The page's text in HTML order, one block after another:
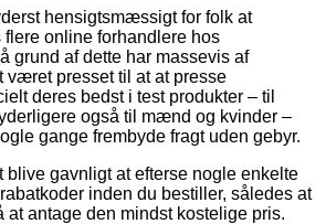
hensigtsmæssigt for folk at
online forhandlere hos
grund af dette har massevis af
været presset til at at presse
deres bedst i test produkter – til
også til mænd og kvinder –
gange frembyde fragt uden gebyr.
blive gavnligt at efterse nogle enkelte
inden du bestiller, således at
at antage den mindst kostelige pris.